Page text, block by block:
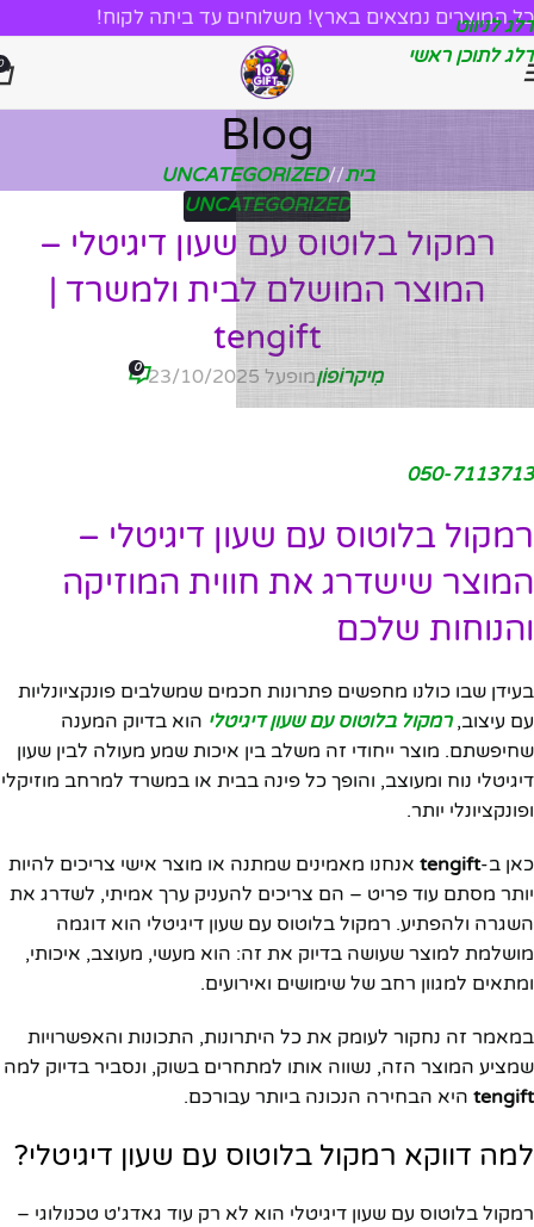
דלג לניווט
דלג לתוכן ראשי
כל המוצרים נמצאים בארץ! משלוחים עד ביתה לקוח!
Blog
בית/
UNCATEGORIZED
UNCATEGORIZED
רמקול בלוטוס עם שעון דיגיטלי –
המוצר המושלם לבית ולמשרד |
tengift
מִיקרוֹפוֹןמופעל 23/10/2025 0
050-7113713
רמקול בלוטוס עם שעון דיגיטלי –
המוצר שישדרג את חווית המוזיקה
והנוחות שלכם
בעידן שבו כולנו מחפשים פתרונות חכמים שמשלבים פונקציונליות
עם עיצוב,רמקול בלוטוס עם שעון דיגיטלי הוא בדיוק המענה
שחיפשתם. מוצר ייחודי זה משלב בין איכות שמע מעולה לבין שעון
דיגיטלי נוח ומעוצב, והופך כל פינה בבית או במשרד למרחב מוזיקלי
ופונקציונלי יותר.
כאן ב-tengift אנחנו מאמינים שמתנה או מוצר אישי צריכים להיות
יותר מסתם עוד פריט – הם צריכים להעניק ערך אמיתי, לשדרג את
השגרה ולהפתיע. רמקול בלוטוס עם שעון דיגיטלי הוא דוגמה
מושלמת למוצר שעושה בדיוק את זה: הוא מעשי, מעוצב, איכותי,
ומתאים למגוון רחב של שימושים ואירועים.
במאמר זה נחקור לעומק את כל היתרונות, התכונות והאפשרויות
שמציע המוצר הזה, נשווה אותו למתחרים בשוק, ונסביר בדיוק למה
tengift היא הבחירה הנכונה ביותר עבורכם.
למה דווקא רמקול בלוטוס עם שעון דיגיטלי?
רמקול בלוטוס עם שעון דיגיטלי הוא לא רק עוד גאדג'ט טכנולוגי –